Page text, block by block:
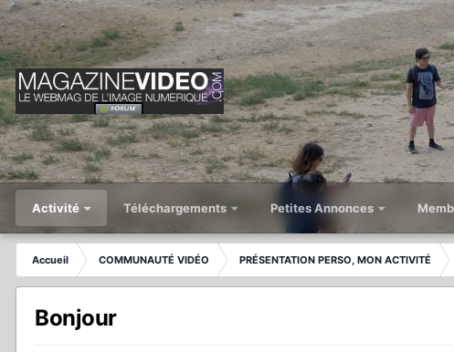
Activité Téléchargements Petites Annonces
Accueil COMMUNAUTÉ VIDÉO PRÉSENTATION PERSO, MON ACTIVITÉ
Bonjour